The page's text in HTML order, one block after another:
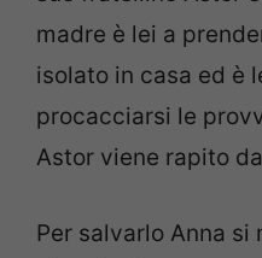
madre è lei a
isolato in casa ed è
procacciarsi le
Astor viene rapito
Per salvarlo Anna si